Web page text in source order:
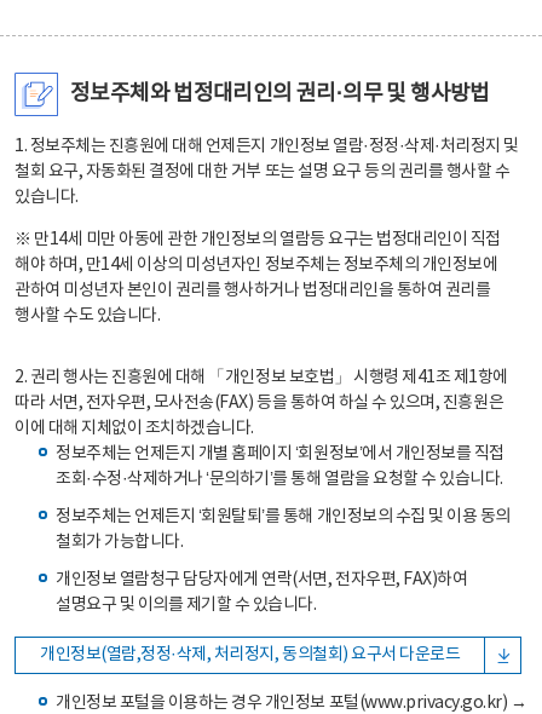
정보주체와 법정대리인의 권리·의무 및 행사방법
1. 정보주체는 진흥원에 대해 언제든지 개인정보 열람·정정·삭제·처리정지 및
철회 요구, 자동화된 결정에 대한 거부 또는 설명 요구 등의 권리를 행사할 수
있습니다.
※ 만14세 미만 아동에 관한 개인정보의 열람등 요구는 법정대리인이 직접
해야 하며, 만14세 이상의 미성년자인 정보주체는 정보주체의 개인정보에
관하여 미성년자 본인이 권리를 행사하거나 법정대리인을 통하여 권리를
행사할 수도 있습니다.
2. 권리 행사는 진흥원에 대해 「개인정보 보호법」 시행령 제41조 제1항에
따라 서면, 전자우편, 모사전송(FAX) 등을 통하여 하실 수 있으며, 진흥원은
이에 대해 지체없이 조치하겠습니다.
정보주체는 언제든지 개별 홈페이지 ‘회원정보’에서 개인정보를 직접
조회·수정·삭제하거나 ‘문의하기’를 통해 열람을 요청할 수 있습니다.
정보주체는 언제든지 ‘회원탈퇴’를 통해 개인정보의 수집 및 이용 동의
철회가 가능합니다.
개인정보 열람청구 담당자에게 연락(서면, 전자우편, FAX)하여
설명요구 및 이의를 제기할 수 있습니다.
개인정보(열람,정정·삭제, 처리정지, 동의철회) 요구서 다운로드
개인정보 포털을 이용하는 경우 개인정보 포털(www.privacy.go.kr) →